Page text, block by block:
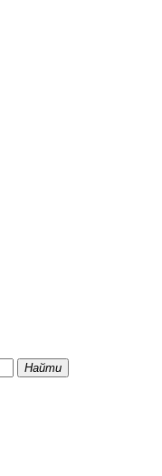
Найти